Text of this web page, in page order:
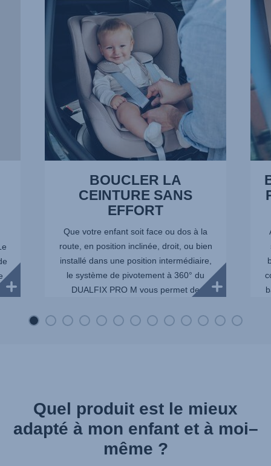
CEINTURE
EFFORT,
BOUCLER LA
CEINTURE SANS
EFFORT
Que votre enfant soit face ou dos à la
route, en position inclinée, droit, ou bien
installé dans une position intermédiaire,
le système de pivotement à 360° du
DUALFIX PRO M vous permet de
sur
13
Quel produit est le mieux
adapté à mon enfant et à moi–
même ?